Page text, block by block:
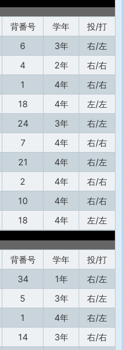
背番号 学年
投/打
6 3年
右/左
4 2年
右/右
1 4年
右/右
18 4年
左/左
24 3年
右/左
7 4年
右/右
21 4年
右/左
2 4年
右/右
10 4年
右/右
18 4年
左/左
背番号 学年
投/打
34 1年
右/左
5 3年
右/左
1 4年
右/左
14 3年
右/右